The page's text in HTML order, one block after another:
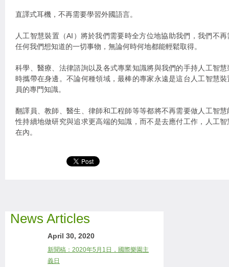
直譯式耳機，不再需要學習外國語言。
人工智慧裝置（AI）將於我們需要時全方位地協助我們，我們不
任何我們想知道的一切事物，無論何時何地都能輕鬆取得。
科學、醫療、法律諮詢以及各式專業知識將與我們的手持人工智
時攜帶在身邊。不論何種領域，最棒的專家永遠是這台人工智慧
員的專門知識。
翻譯員、教師、醫生、律師和工程師等等都將不再需要做人工智
性持續地做研究與追求更高端的知識，而不是去應付工作，人工
在內。
News Articles
April 30, 2020
新聞稿：2020年5月1日，國際樂園主
義日